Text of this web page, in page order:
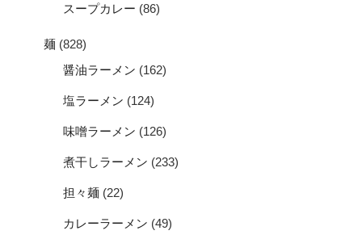
スープカレー (86)
麺 (828)
醤油ラーメン (162)
塩ラーメン (124)
味噌ラーメン (126)
煮干しラーメン (233)
担々麺 (22)
カレーラーメン (49)